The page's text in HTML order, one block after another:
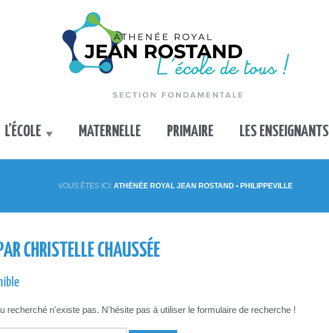
L’ÉCOLE MATERNELLE PRIMAIRE LES ENSEIGNANTS
VOUS ÊTES ICI: ATHÉNÉE ROYAL JEAN ROSTAND • PHILIPPEVILLE
CHRISTELLE CHAUSSÉE
recherché n'existe pas. N'hésite pas à utiliser le formulaire de recherche !